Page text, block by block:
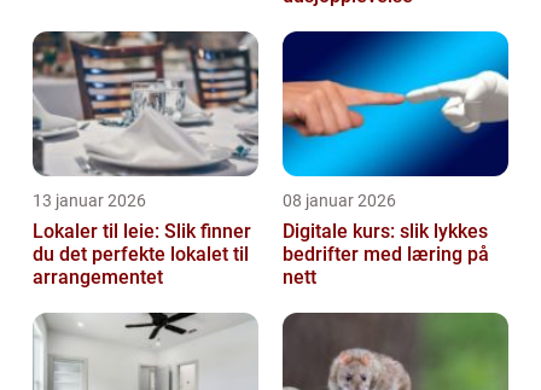
13 januar 2026
Lokaler til leie: Slik finner
du det perfekte lokalet til
arrangementet
08 januar 2026
Digitale kurs: slik lykkes
bedrifter med læring på
nett